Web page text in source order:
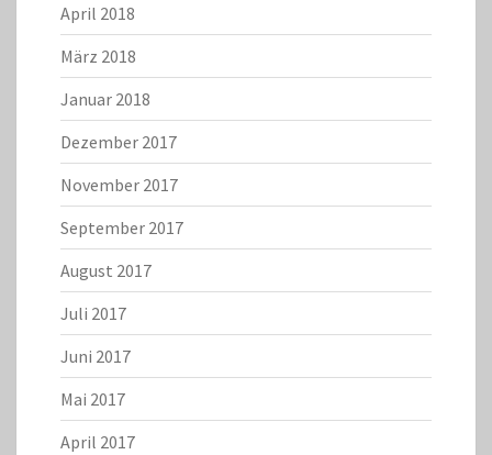
April 2018
März 2018
Januar 2018
Dezember 2017
November 2017
September 2017
August 2017
Juli 2017
Juni 2017
Mai 2017
April 2017